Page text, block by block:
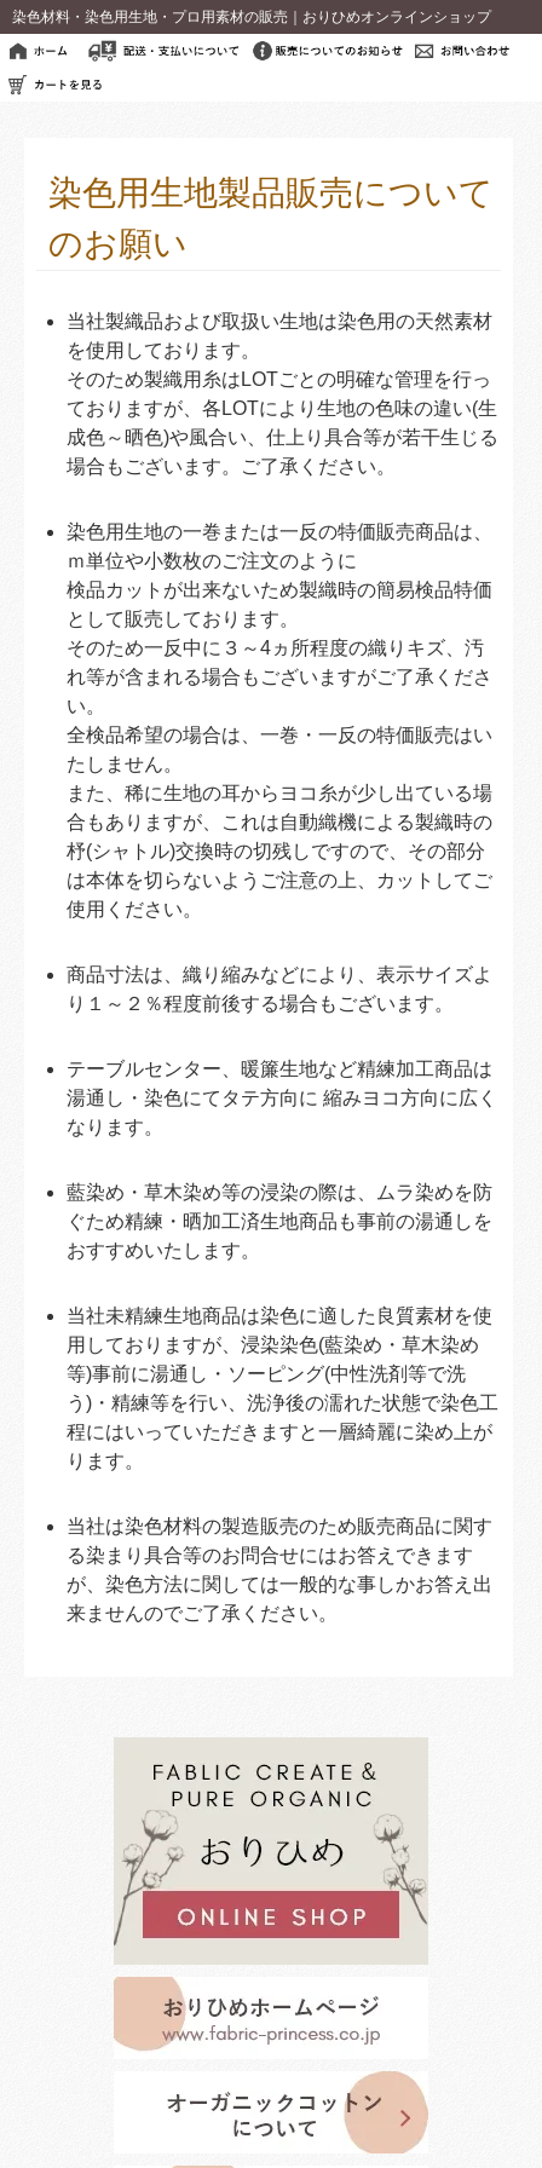
染色材料・染色用生地・プロ用素材の販売｜おりひめオンラインショップ
染色用生地製品販売について
のお願い
当社製織品および取扱い生地は染色用の天然素材
を使用しております。
そのため製織用糸はLOTごとの明確な管理を行っ
ておりますが、各LOTにより生地の色味の違い(生
成色～晒色)や風合い、仕上り具合等が若干生じる
場合もございます。ご了承ください。
染色用生地の一巻または一反の特価販売商品は、
ｍ単位や小数枚のご注文のように
検品カットが出来ないため製織時の簡易検品特価
として販売しております。
そのため一反中に３～4ヵ所程度の織りキズ、汚
れ等が含まれる場合もございますがご了承くださ
い。
全検品希望の場合は、一巻・一反の特価販売はい
たしません。
また、稀に生地の耳からヨコ糸が少し出ている場
合もありますが、これは自動織機による製織時の
杼(シャトル)交換時の切残しですので、その部分
は本体を切らないようご注意の上、カットしてご
使用ください。
商品寸法は、織り縮みなどにより、表示サイズよ
り１～２％程度前後する場合もございます。
テーブルセンター、暖簾生地など精練加工商品は
湯通し・染色にてタテ方向に 縮みヨコ方向に広く
なります。
藍染め・草木染め等の浸染の際は、ムラ染めを防
ぐため精練・晒加工済生地商品も事前の湯通しを
おすすめいたします。
当社未精練生地商品は染色に適した良質素材を使
用しておりますが、浸染染色(藍染め・草木染め
等)事前に湯通し・ソーピング(中性洗剤等で洗
う)・精練等を行い、洗浄後の濡れた状態で染色工
程にはいっていただきますと一層綺麗に染め上が
ります。
当社は染色材料の製造販売のため販売商品に関す
る染まり具合等のお問合せにはお答えできます
が、染色方法に関しては一般的な事しかお答え出
来ませんのでご了承ください。